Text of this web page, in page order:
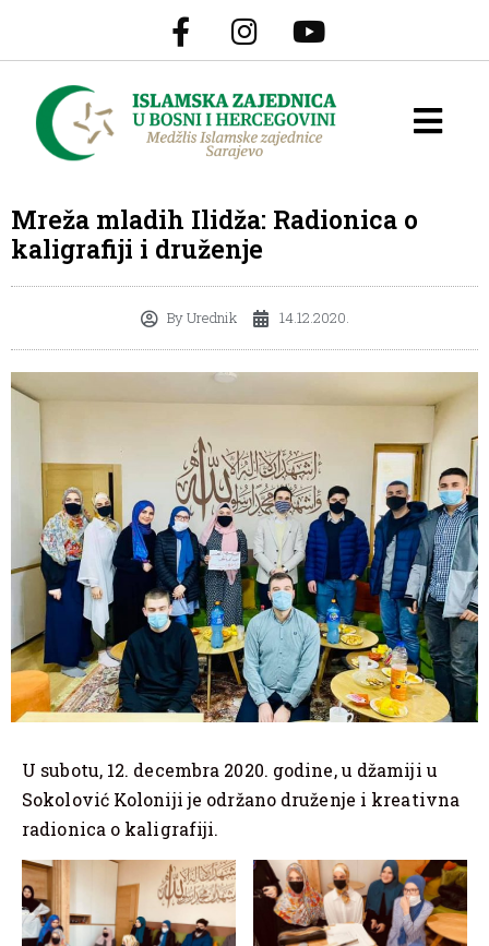
Mreža mladih Ilidža: Radionica o
kaligrafiji i druženje
ByUrednik 14.12.2020.
U subotu, 12. decembra 2020. godine, u džamiji u
Sokolović Koloniji je održano druženje i kreativna
radionica o kaligrafiji.